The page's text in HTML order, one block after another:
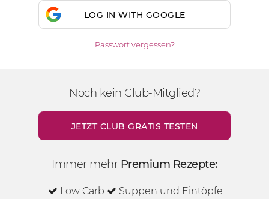
LOG IN WITH GOOGLE
Passwort vergessen?
Noch kein Club-Mitglied?
JETZT CLUB GRATIS TESTEN
Immer mehr Premium Rezepte:
Low Carb
Suppen und Eintöpfe